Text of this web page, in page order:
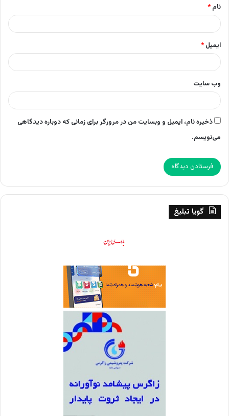
نام *
ایمیل *
وب‌ سایت
ذخیره نام، ایمیل و وبسایت من در مرورگر برای زمانی که دوباره دیدگاهی
می‌نویسم.
گویا تبلیغ